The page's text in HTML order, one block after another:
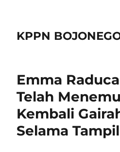
KPPN
Emma
Telah
Kembali
Selama